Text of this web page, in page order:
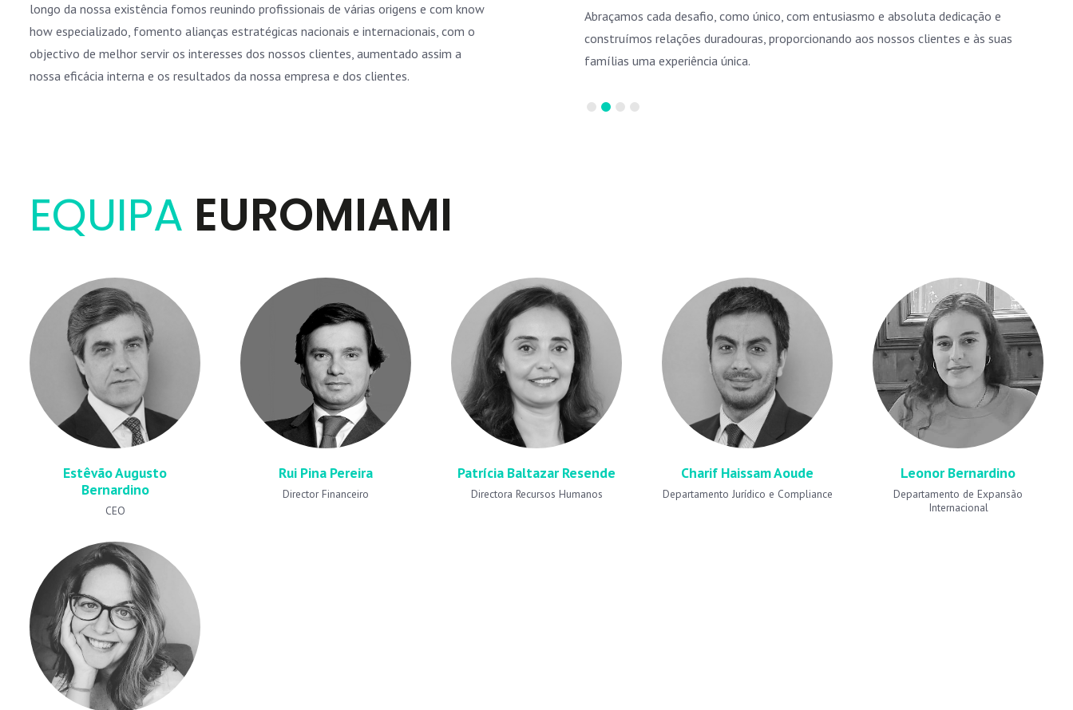
longo da nossa existência fomos reunindo profissionais de várias origens e com know
how especializado, fomento alianças estratégicas nacionais e internacionais, com o
objectivo de melhor servir os interesses dos nossos clientes, aumentado assim a
nossa eficácia interna e os resultados da nossa empresa e dos clientes.
atentos a
Partilhamos a informação de forma aberta e transparente, reunimos diversos
profissionais e encorajamos a colaboração. A união faz a força!
Abraçamos cada desafio, como único, com entusiasmo e absoluta dedicação e
construímos relações duradouras, proporcionando aos nossos clientes e às suas
famílias uma experiência única.
EQUIPA EUROMIAMI
Estêvão Augusto
Bernardino
CEO
Rui Pina Pereira
Director Financeiro
Patrícia Baltazar Resende
Directora Recursos Humanos
Charif Haissam Aoude
Departamento Jurídico e Compliance
Leonor Bernardino
Departamento de Expansão
Internacional